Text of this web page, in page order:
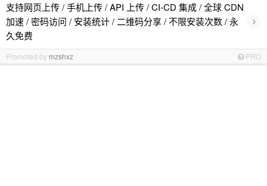
支持网页上传 / 手机上传 / API 上传 / CI-CD 集成 / 全球 CDN
加速 / 密码访问 / 安装统计 / 二维码分享 / 不限安装次数 / 永
久免费
›
Promoted by mzshxz PRO